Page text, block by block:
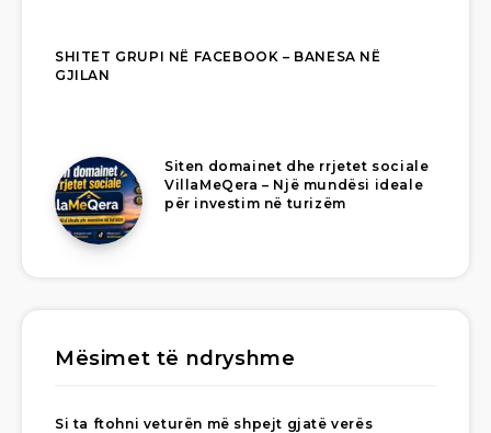
SHITET GRUPI NË FACEBOOK – BANESA NË
GJILAN
Siten domainet dhe rrjetet sociale
VillaMeQera – Një mundësi ideale
për investim në turizëm
Mësimet të ndryshme
Si ta ftohni veturën më shpejt gjatë verës